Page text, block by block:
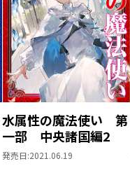
水属性の魔法使い 第
一部 中央諸国編2
発売日:2021.06.19